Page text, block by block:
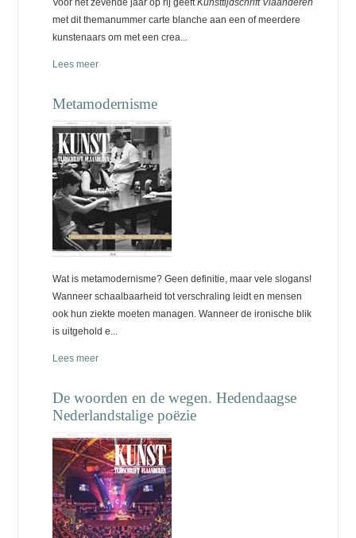
met dit themanummer carte blanche aan een of meerdere
kunstenaars om met een crea...
Lees meer
Metamodernisme
Wat is metamodernisme? Geen definitie, maar vele slogans!
Wanneer schaalbaarheid tot verschraling leidt en mensen
ook hun ziekte moeten managen. Wanneer de ironische blik
is uitgehold e...
Lees meer
De woorden en de wegen. Hedendaagse
Nederlandstalige poëzie